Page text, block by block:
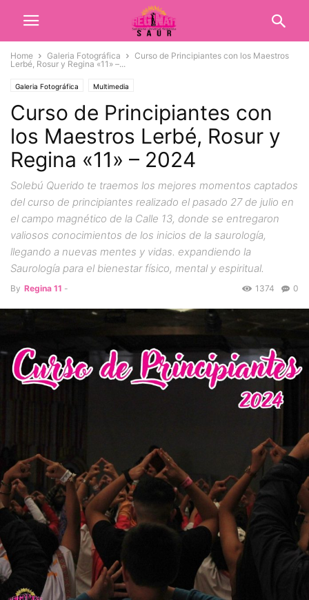
Home Galeria Fotográfica
Curso de Principiantes con los Maestros
Lerbé, Rosur y Regina «11» –...
Galeria Fotográfica Multimedia
Curso de Principiantes con
los Maestros Lerbé, Rosur y
Regina «11» – 2024
Solebú Querido te traemos los mejores momentos captados
del curso de principiantes realizado el pasado 27 de julio en
el campo magnético de la Calle 13, donde se entregaron
valiosos conocimientos de los inicios de la saurología,
llegando a nuevas mentes y vidas. expandiendo la
Saurología para el bienestar físico, mental y espiritual.
By Regina 11 - 0
1374